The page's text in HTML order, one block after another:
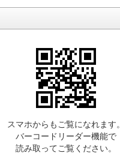
スマホからもご覧になれます。
バーコードリーダー機能で
読み取ってご覧ください。